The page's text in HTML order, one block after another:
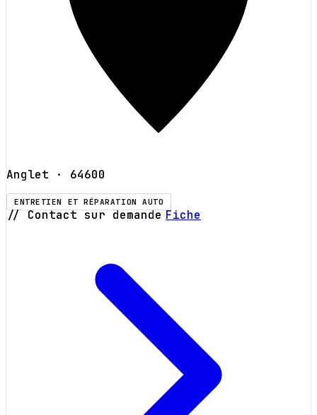
Anglet · 64600
ENTRETIEN ET RÉPARATION AUTO
// Contact sur demande Fiche